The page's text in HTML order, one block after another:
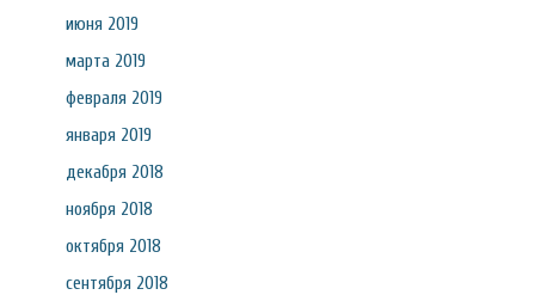
июня 2019
марта 2019
февраля 2019
января 2019
декабря 2018
ноября 2018
октября 2018
сентября 2018